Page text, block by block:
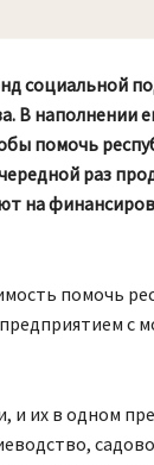
социальной
В наполнении
помочь
раз
на
помочь
с
и их в одном